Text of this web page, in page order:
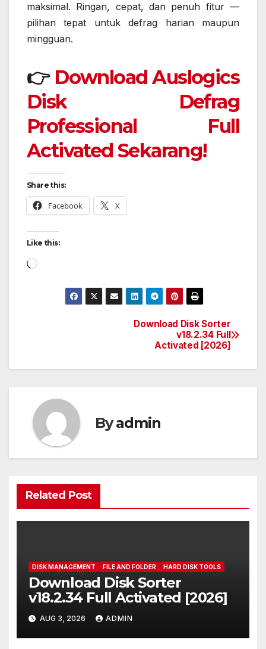
maksimal. Ringan, cepat, dan penuh fitur —
pilihan tepat untuk defrag harian maupun
mingguan.
👉 Download Auslogics
Disk Defrag
Professional Full
Activated Sekarang!
Share this:
Facebook X
Like this:
Loading…
Download Disk Sorter
v18.2.34 Full
Activated [2026]
Byadmin
Related Post
DISK MANAGEMENT FILE AND FOLDER HARD DISK TOOLS
Download Disk Sorter
v18.2.34 Full Activated [2026]
AUG 3, 2026 ADMIN